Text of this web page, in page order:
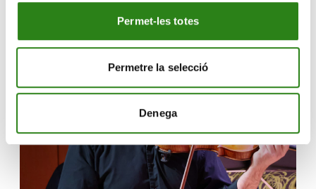
Permet-les totes
Permetre la selecció
Denega
benestar», ha comentat Planelles Gallego.